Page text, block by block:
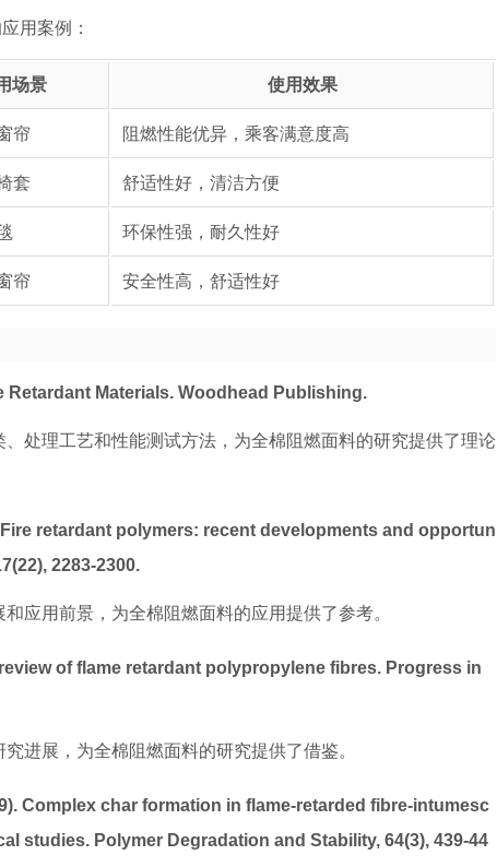
用案例：
场景 使用效果
帘 阻燃性能优异，乘客满意度高
套 舒适性好，清洁方便
环保性强，耐久性好
帘 安全性高，舒适性好
Retardant Materials. Woodhead Publishing.
处理工艺和性能测试方法，为全棉阻燃面料的研究提供了理论
retardant polymers: recent developments and opportun
2283-2300.
应用前景，为全棉阻燃面料的应用提供了参考。
of flame retardant polypropylene fibres. Progress in
进展，为全棉阻燃面料的研究提供了借鉴。
Complex char formation in flame-retarded fibre-intumesc
studies. Polymer Degradation and Stability, 64(3), 439-44